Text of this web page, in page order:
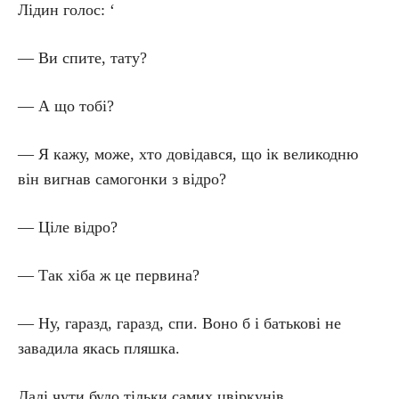
Лідин голос: ‘
— Ви спите, тату?
— А що тобі?
— Я кажу, може, хто довідався, що ік великодню
він вигнав самогонки з відро?
— Ціле відро?
— Так хіба ж це первина?
— Ну, гаразд, гаразд, спи. Воно б і батькові не
завадила якась пляшка.